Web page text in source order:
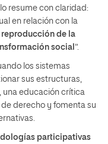
resume con claridad:
en relación con la
de la
social ”.
los sistemas
sus estructuras,
una educación crítica
derecho y fomenta su
participativas